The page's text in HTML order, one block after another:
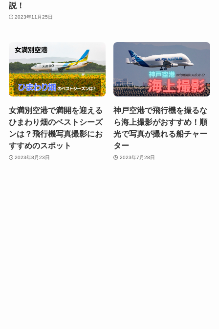
説！
2023年11月25日
女満別空港で満開を迎える
ひまわり畑のベストシーズ
ンは？飛行機写真撮影にお
すすめのスポット
2023年8月23日
神戸空港で飛行機を撮るな
ら海上撮影がおすすめ！順
光で写真が撮れる船チャー
ター
2023年7月28日